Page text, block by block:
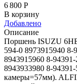
6 800 Р
В корзину
Добавлено
Описание
Поршень ISUZU
594-0 8973915940 8-
8943915960 8-
8943933980 8-
камеры=57мм).